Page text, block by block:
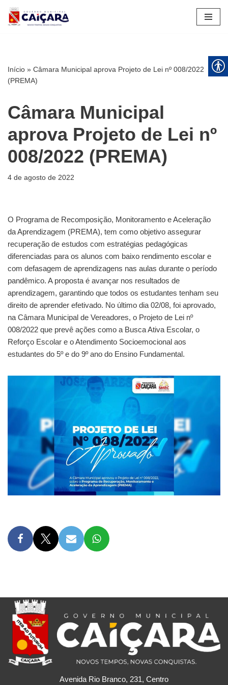
Pular
Início » Câmara Municipal aprova Projeto de Lei nº 008/2022
(PREMA)
Câmara Municipal
aprova Projeto de Lei nº
008/2022 (PREMA)
4 de agosto de 2022
O Programa de Recomposição, Monitoramento e Aceleração
da Aprendizagem (PREMA), tem como objetivo assegurar
recuperação de estudos com estratégias pedagógicas
diferenciadas para os alunos com baixo rendimento escolar e
com defasagem de aprendizagens nas aulas durante o período
pandêmico. A proposta é avançar nos resultados de
aprendizagem, garantindo que todos os estudantes tenham seu
direito de aprender efetivado. No último dia 02/08, foi aprovado,
na Câmara Municipal de Vereadores, o Projeto de Lei nº
008/2022 que prevê ações como a Busca Ativa Escolar, o
Reforço Escolar e o Atendimento Socioemocional aos
estudantes do 5º e do 9º ano do Ensino Fundamental.
Avenida Rio Branco, 231, Centro